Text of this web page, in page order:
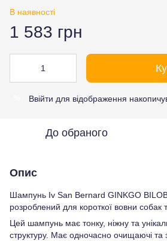
В наявності
1 583 грн
Ввійти для відображення
До обраного
Опис
Шампунь Iv San Bernard GINKGO
розроблений для короткої вовни собак
Цей шампунь має тонку, ніжну та
структуру. Має одночасно очищаючі та